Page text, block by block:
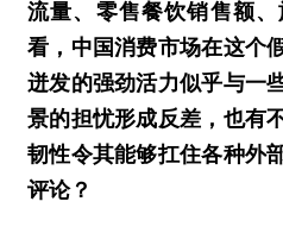
流量、零售餐饮销售额
看，中国消费市场在这个
迸发的强劲活力似乎与一
景的担忧形成反差，也有
韧性令其能够扛住各种外
评论？